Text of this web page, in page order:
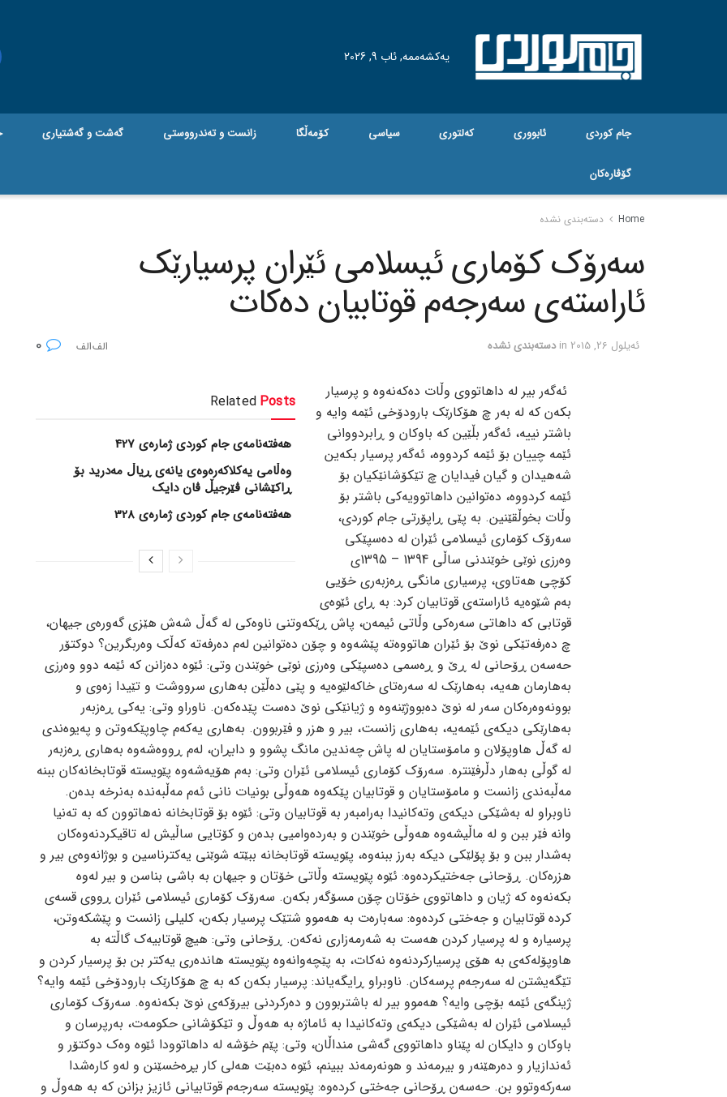
یەکشەممە, ئاب 9, 2026
جام کوردی ئابووری کەلتوری سیاسی کۆمەڵگا زانست و تەندرووستی گه‌شت و گه‌شتیاری
گۆڤاره‌کان
Home دسته‌بندی نشده
سه‌رۆک کۆماری ئیسلامی ئێران پرسیارێک
ئاراسته‌ی سه‌رجه‌م قوتابیان ده‌کات
ئه‌یلول 26, 2015 in دسته‌بندی نشده
Related Posts
هەفتەنامەی جام کوردی ژمارەی 427
وەڵامی یەکلاکەرەوەی یانەی ڕیاڵ مەدرید بۆ
ڕاکێشانی ڤێرجیڵ ڤان دایک
هەفتەنامەی جام کوردی ژمارەی 328
ئه‌گه‌ر بیر له‌ داهاتووی وڵات ده‌که‌نه‌وه‌ و پرسیار
بکه‌ن که‌ له‌ به‌ر چ هۆکارێک بارودۆخی ئێمه‌ وایه‌ و
باشتر نییه، ئه‌گه‌ر بڵێین که‌ باوکان و ڕابردووانی
ئێمه‌ چییان بۆ ئێمه‌ کردووه‌، ئه‌گه‌ر پرسیار بکه‌ین
شه‌هیدان و گیان فیدایان چ تێکۆشانێکیان بۆ
ئێمه‌ کردووه‌، ده‌توانین داهاتوویه‌کی باشتر بۆ
وڵات بخوڵقێنین. به‌ پێی ڕاپۆرتی جام کوردی،
سه‌رۆک کۆماری ئیسلامی ئێران له‌ ده‌سپێکی
وه‌رزی نوێی خوێندنی ساڵی 1394 – 1395ی
کۆچی هه‌تاوی، پرسیاری مانگی ڕه‌زبه‌ری خۆیی
به‌م شێوه‌یه‌ ئاراسته‌ی قوتابیان کرد: به‌ ڕای ئێوه‌ی
قوتابی که‌ داهاتی سه‌ره‌کی وڵاتی ئیمه‌ن، پاش ڕێکه‌وتنی ناوه‌کی له‌ گه‌ڵ شه‌ش هێزی گه‌وره‌ی جیهان،
چ ده‌رفه‌تێکی نوێ بۆ ئێران هاتووه‌ته‌ پێشه‌وه‌ و چۆن ده‌توانین له‌م ده‌رفه‌ته‌ که‌ڵک وه‌ربگرین؟ دوکتۆر
حه‌سه‌ن ڕۆحانی له‌ ڕێ و ڕه‌سمی ده‌سپێکی وه‌رزی نوێی خوێندن وتی: ئێوه‌ ده‌زانن که‌ ئێمه‌ دوو وه‌رزی
به‌هارمان هه‌یه‌، به‌هارێک له‌ سه‌ره‌تای خاکه‌لێوه‌یه‌ و پێی ده‌ڵێن به‌هاری سرووشت و تێیدا زه‌وی و
بوونه‌وه‌ره‌کان سه‌ر له‌ نوێ ده‌بووژێنه‌وه‌ و ژیانێکی نوێ ده‌ست پێده‌که‌ن. ناوراو وتی: یه‌کی ڕه‌زبه‌ر
به‌هارێکی دیکه‌ی ئێمه‌یه‌، به‌هاری زانست، بیر و هزر و فێربوون. به‌هاری یه‌که‌م چاوپێکه‌وتن و په‌یوه‌ندی
له‌ گه‌ڵ هاوپۆلان و مامۆستایان له‌ پاش چه‌ندین مانگ پشوو و دابڕان، له‌م ڕووه‌شه‌وه‌ به‌هاری ڕه‌زبه‌ر
له‌ گوڵی به‌هار دڵرفێنتره‌. سه‌رۆک کۆماری ئیسلامی ئێران وتی: به‌م هۆیه‌شه‌وه‌ پێویسته‌ قوتابخانه‌کان ببنه‌
مه‌ڵبه‌ندی زانست و مامۆستایان و قوتابیان پێکه‌وه‌ هه‌وڵی بونیات نانی ئه‌م مه‌ڵبه‌نده‌ به‌نرخه‌ بده‌ن.
ناوبراو له‌ به‌شێکی دیکه‌ی وته‌کانیدا به‌رامبه‌ر به‌ قوتابیان وتی: ئێوه‌ بۆ قوتابخانه‌ نه‌هاتوون که‌ به‌ ته‌نیا
وانه‌ فێر ببن و له‌ ماڵیشه‌وه‌ هه‌وڵی خوێندن و به‌رده‌وامیی بده‌ن و کۆتایی ساڵیش له‌ تاقیکردنه‌وه‌کان
به‌شدار ببن و بۆ پۆلێکی دیکه‌ به‌رز ببنه‌وه‌، پێویسته‌ قوتابخانه‌ ببێته‌ شوێنی یه‌کترناسین و بوژانه‌وه‌ی بیر و
هزره‌کان. ڕۆحانی جه‌ختیکرده‌وه‌: ئێوه‌ پێویسته‌ وڵاتی خۆتان و جیهان به‌ باشی بناسن و بیر له‌وه‌
بکه‌نه‌وه‌ که‌ ژیان و داهاتووی خۆتان چۆن مسۆگه‌ر بکه‌ن. سه‌رۆک کۆماری ئیسلامی ئێران ڕووی قسه‌ی
کرده‌ قوتابیان و جه‌ختی کرده‌وه‌: سه‌باره‌ت به‌ هه‌موو شتێک پرسیار بکه‌ن، کلیلی زانست و پێشکه‌وتن،
پرسیاره‌ و له‌ پرسیار کردن هه‌ست به‌ شه‌رمه‌زاری نه‌که‌ن. ڕۆحانی وتی: هیچ قوتابیه‌ک گاڵته‌ به‌
هاوپۆله‌که‌ی به‌ هۆی پرسیارکردنه‌وه‌ نه‌کات، به‌ پێچه‌وانه‌وه‌ پێویسته‌ هانده‌ری یه‌کتر بن بۆ پرسیار کردن و
تێگه‌یشتن له‌ سه‌رجه‌م پرسه‌کان. ناوبراو ڕایگه‌یاند: پرسیار بکه‌ن که‌ به‌ چ هۆکارێک بارودۆخی ئێمه‌ وایه‌؟
ژینگه‌ی ئێمه‌ بۆچی وایه‌؟ هه‌موو بیر له‌ باشتربوون و ده‌رکردنی بیرۆکه‌ی نوێ بکه‌نه‌وه‌. سه‌رۆک کۆماری
ئیسلامی ئێران له‌ به‌شێکی دیکه‌ی وته‌کانیدا به‌ ئاماژه‌ به‌ هه‌وڵ و تێکۆشانی حکومه‌ت، به‌رپرسان و
باوکان و دایکان له‌ پێناو داهاتووی گه‌شی منداڵان، وتی: پێم خۆشه‌ له‌ داهاتوودا ئێوه‌ وه‌ک دوکتۆر و
ئه‌ندازیار و ده‌رهێنه‌ر و بیرمه‌ند و هونه‌رمه‌ند ببینم، ئێوه‌ ده‌بێت هه‌لی کار بڕه‌خسێنن و له‌و کاره‌شدا
سه‌رکه‌وتوو بن. حه‌سه‌ن ڕۆحانی جه‌ختی کرده‌وه‌: پێویسته‌ سه‌رجه‌م قوتابیانی ئازیز بزانن که‌ به‌ هه‌وڵ و